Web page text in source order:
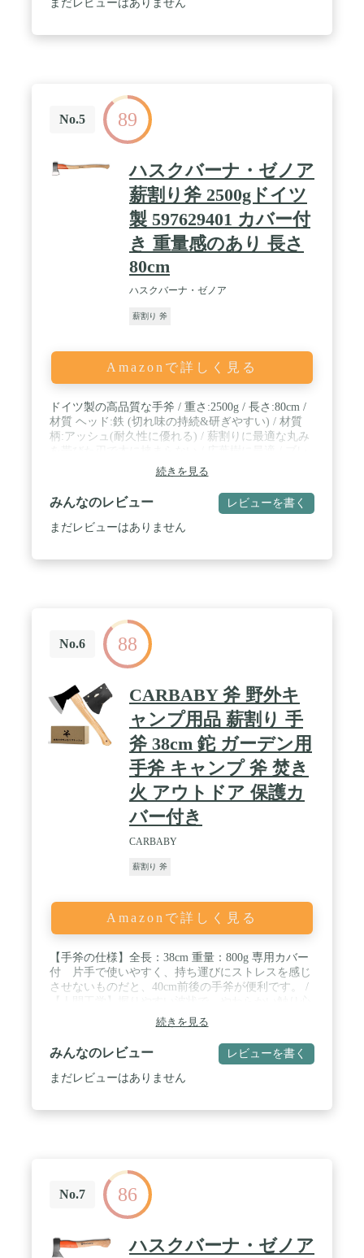
まだレビューはありません
No.5 89
ハスクバーナ・ゼノア
薪割り斧 2500gドイツ
製 597629401 カバー付
き 重量感のあり 長さ
80cm
ハスクバーナ・ゼノア
薪割り 斧
Amazonで詳しく見る
ドイツ製の高品質な手斧 / 重さ:2500g / 長さ:80cm /
材質 ヘッド:鉄 (切れ味の持続&研ぎやすい) / 材質
柄:アッシュ(耐久性に優れる) / 薪割りに最適な丸み
続きを見る
みんなのレビュー レビューを書く
まだレビューはありません
No.6 88
CARBABY 斧 野外キ
ャンプ用品 薪割り 手
斧 38cm 鉈 ガーデン用
手斧 キャンプ 斧 焚き
火 アウトドア 保護カ
バー付き
CARBABY
薪割り 斧
Amazonで詳しく見る
【手斧の仕様】全長：38cm 重量：800g 専用カバー
付 片手で使いやすく、持ち運びにストレスを感じ
させないものだと、40cm前後の手斧が便利です。 /
地の木製グリップなので、長時間使っていても疲れ
ません。 / 【良い切れ味】刃先は鋭利で途中から広
がっていく、薪に斧を入れた後に広がっていきやす
い形となっています。(ご安全のために、刃先が研
磨されてない状態です。お客様ご自身で刃を研いで
続きを見る
みんなのレビュー レビューを書く
まだレビューはありません
No.7 86
ハスクバーナ・ゼノア